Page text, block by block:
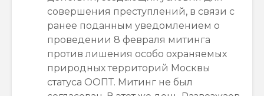
совершения преступлений, в связи с
ранее поданным уведомлением о
проведении 8 февраля митинга
против лишения особо охраняемых
природных территорий Москвы
статуса ООПТ. Митинг не был